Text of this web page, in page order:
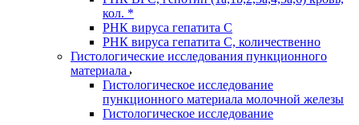
кол. *
РНК вируса гепатита C
РНК вируса гепатита C, количественно
Гистологические исследования пункционного
материала
Гистологическое исследование
пункционного материала молочной железы
Гистологическое исследование